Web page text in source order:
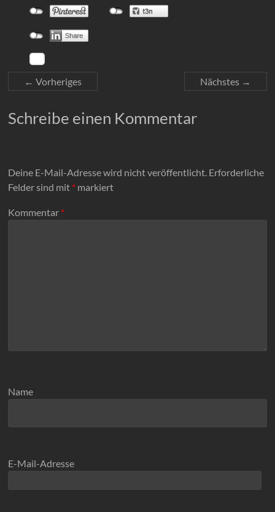
← Vorheriges Nächstes →
Schreibe einen Kommentar
Deine E-Mail-Adresse wird nicht veröffentlicht. Erforderliche
Felder sind mit * markiert
Kommentar *
Name
E-Mail-Adresse